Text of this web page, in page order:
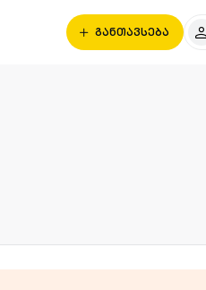
განთავსება